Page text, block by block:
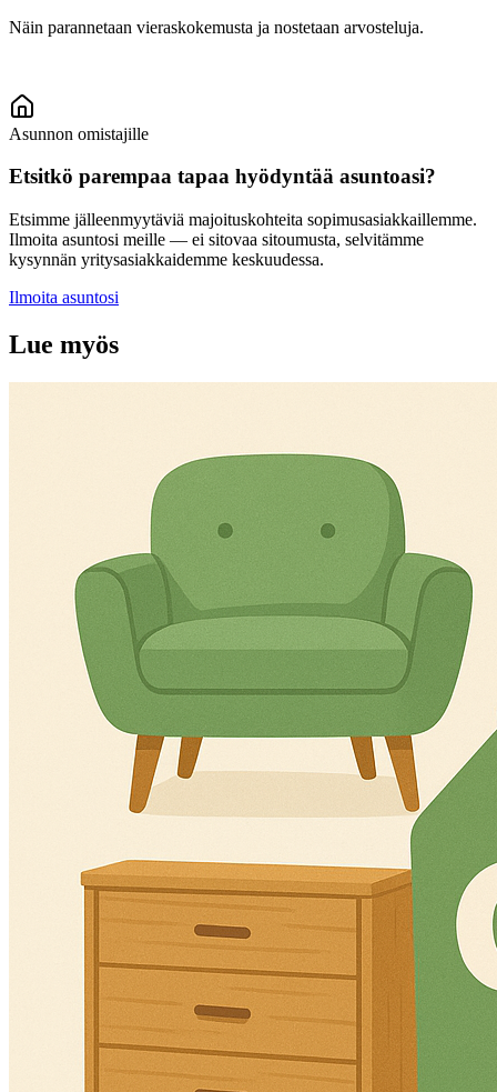
Näin parannetaan vieraskokemusta ja nostetaan arvosteluja.
Asunnon omistajille
Etsitkö parempaa tapaa hyödyntää asuntoasi?
Etsimme jälleenmyytäviä majoituskohteita sopimusasiakkaillemme.
Ilmoita asuntosi meille — ei sitovaa sitoumusta, selvitämme
kysynnän yritysasiakkaidemme keskuudessa.
Ilmoita asuntosi
Lue myös